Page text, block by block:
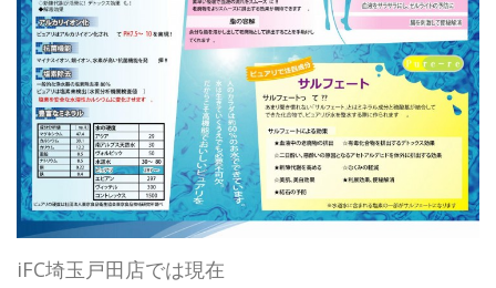
iFC埼玉戸田店では現在